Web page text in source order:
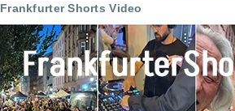
Frankfurter Shorts Video